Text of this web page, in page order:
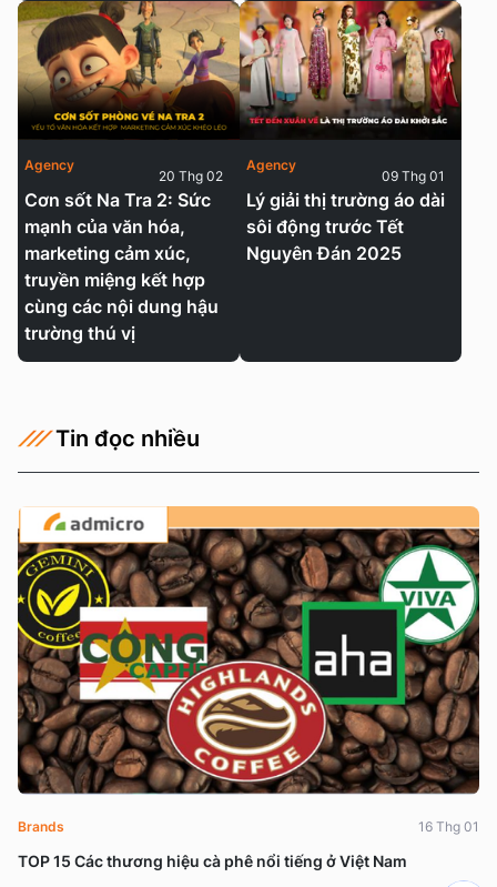
Cơn sốt Na Tra 2: Sức
mạnh của văn hóa,
marketing cảm xúc,
truyền miệng kết hợp
cùng các nội dung hậu
trường thú vị
Agency
20 Thg 02
Lý giải thị trường áo dài
sôi động trước Tết
Nguyên Đán 2025
Agency
09 Thg 01
Tin đọc nhiều
TOP 15 Các thương hiệu cà phê nổi tiếng ở Việt Nam
Brands 16 Thg 01